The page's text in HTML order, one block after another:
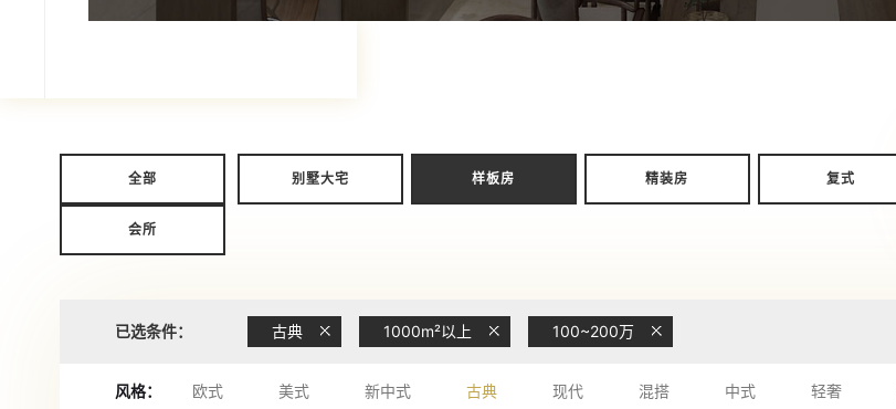
全部 别墅大宅 样板房 精装房 复式
会所
已选条件： 古典 1000m²以上 100~200万
风格： 欧式 美式 新中式 古典 现代 混搭 中式 轻奢